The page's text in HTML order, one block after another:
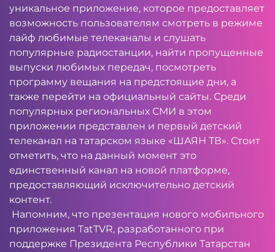
уникальное приложение, которое предоставляет
возможность пользователям смотреть в режиме
лайф любимые телеканалы и слушать
популярные радиостанции, найти пропущенные
выпуски любимых передач, посмотреть
программу вещания на предстоящие дни, а
также перейти на официальный сайты. Среди
популярных региональных СМИ в этом
приложении представлен и первый детский
телеканал на татарском языке «ШАЯН ТВ». Стоит
отметить, что на данный момент это
единственный канал на новой платформе,
предоставляющий исключительно детский
контент.
Напомним, что презентация нового мобильного
приложения TatTVR, разработанного при
поддержке Президента Республики Татарстан